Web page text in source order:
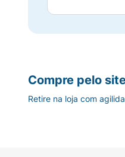
• Ultra
• Fita Flex:
Compre pelo
Retire na loja com